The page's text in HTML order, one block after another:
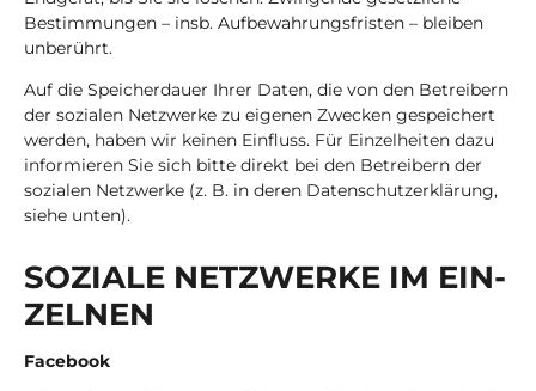
Bestimmungen – insb. Aufbewahrungsfristen – bleiben
unberührt.
Auf die Speicherdauer Ihrer Daten, die von den Betreibern
der sozialen Netzwerke zu eigenen Zwecken gespeichert
werden, haben wir keinen Einfluss. Für Einzelheiten dazu
informieren Sie sich bitte direkt bei den Betreibern der
sozialen Netzwerke (z. B. in deren Datenschutzerklärung,
siehe unten).
SO­ZIA­LE NETZ­WER­KE IM EIN­
ZEL­NEN
Facebook